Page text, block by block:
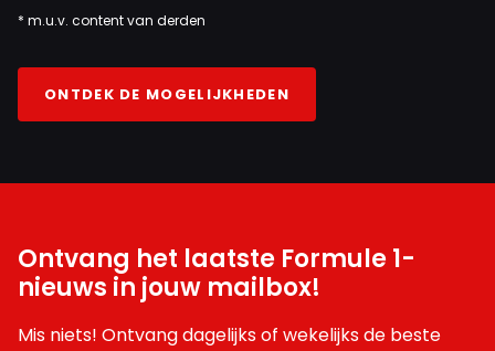
* m.u.v. content van derden
ONTDEK DE MOGELIJKHEDEN
Ontvang het laatste Formule 1-
nieuws in jouw mailbox!
Mis niets! Ontvang dagelijks of wekelijks de beste